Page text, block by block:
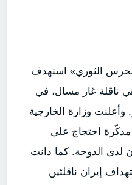
الثوري» استهدف
ناقلة غاز مسال، في
وزارة الخارجية
مذكّرة احتجاج على
لدى الدوحة. كما دانت
إيران ناقلتَين